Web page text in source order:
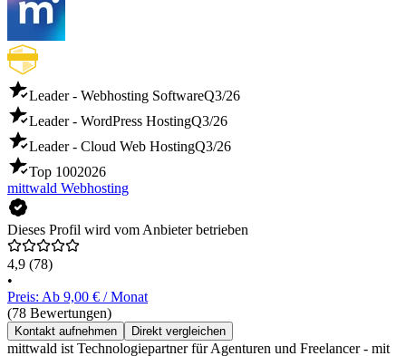
Leader - Webhosting SoftwareQ3/26
Leader - WordPress HostingQ3/26
Leader - Cloud Web HostingQ3/26
Top 1002026
mittwald Webhosting
Dieses Profil wird vom Anbieter betrieben
4,9 (78)
•
Preis: Ab 9,00 € / Monat
(78 Bewertungen)
Kontakt aufnehmen Direkt vergleichen
mittwald ist Technologiepartner für Agenturen und Freelancer - mit